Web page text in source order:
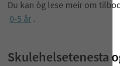
Du kan òg lese meir om
0-5 år .
Skulehelsetenesta